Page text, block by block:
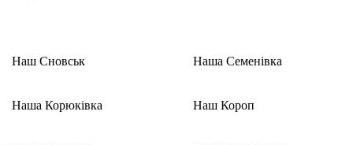
Наш Сновськ
Наша Корюківка
Наша Семенівка
Наш Короп